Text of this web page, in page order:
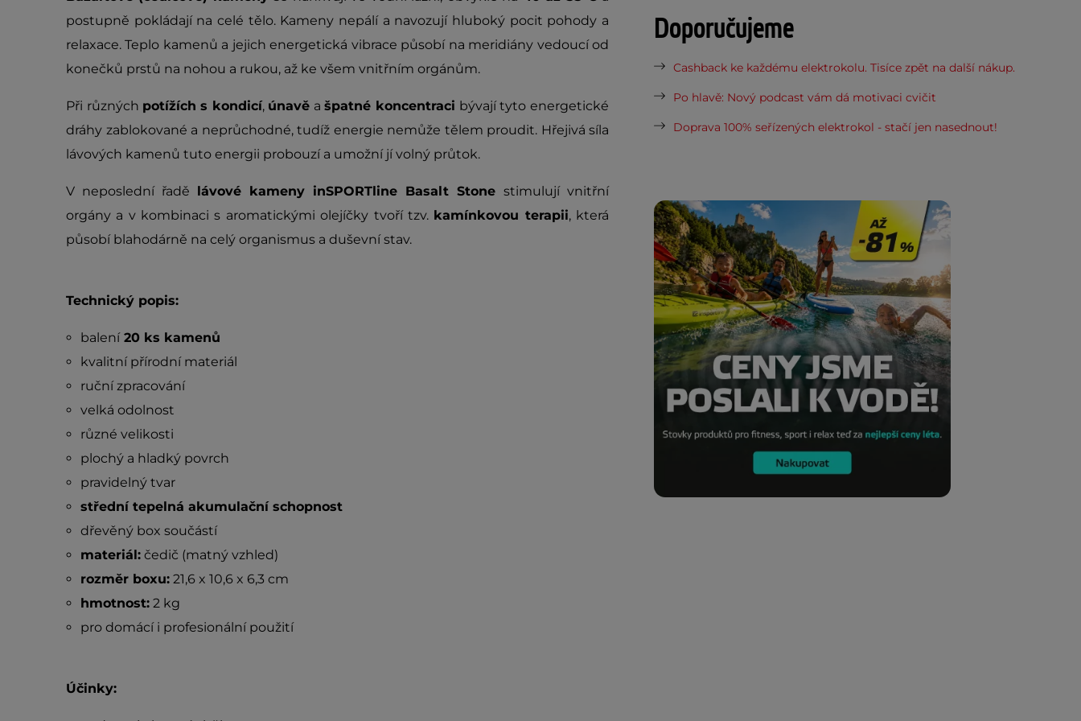
postupně pokládají na celé tělo. Kameny nepálí a navozují hluboký pocit pohody a
relaxace. Teplo kamenů a jejich energetická vibrace působí na meridiány vedoucí od
konečků prstů na nohou a rukou, až ke všem vnitřním orgánům.
Při různých potížích s kondicí, únavě ašpatné koncentraci bývají tyto energetické
dráhy zablokované a neprůchodné, tudíž energie nemůže tělem proudit. Hřejivá síla
lávových kamenů tuto energii probouzí a umožní jí volný průtok.
V neposlední řadě lávové kameny inSPORTline Basalt Stone stimulují vnitřní
orgány a v kombinaci s aromatickými olejíčky tvoří tzv. kamínkovou terapii, která
působí blahodárně na celý organismus a duševní stav.
Technický popis:
balení20 ks kamenů
kvalitní přírodní materiál
ruční zpracování
velká odolnost
různé velikosti
plochý a hladký povrch
pravidelný tvar
střední tepelná akumulační schopnost
dřevěný box součástí
materiál:čedič (matný vzhled)
rozměr boxu:21,6 x 10,6 x 6,3 cm
hmotnost:2 kg
pro domácí i profesionální použití
Účinky:
Doporučujeme
Cashback ke každému elektrokolu. Tisíce zpět na další nákup.
Po hlavě: Nový podcast vám dá motivaci cvičit
Doprava 100% seřízených elektrokol - stačí jen nasednout!